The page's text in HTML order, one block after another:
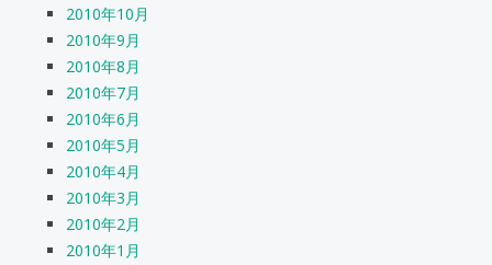
2010年10月
2010年9月
2010年8月
2010年7月
2010年6月
2010年5月
2010年4月
2010年3月
2010年2月
2010年1月